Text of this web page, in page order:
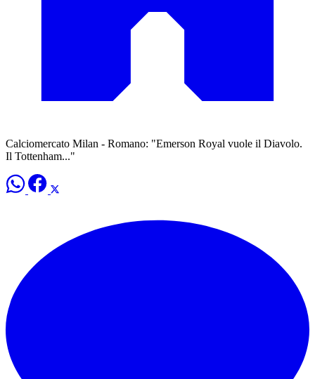
Calciomercato Milan - Romano: "Emerson Royal vuole il Diavolo.
Il Tottenham..."